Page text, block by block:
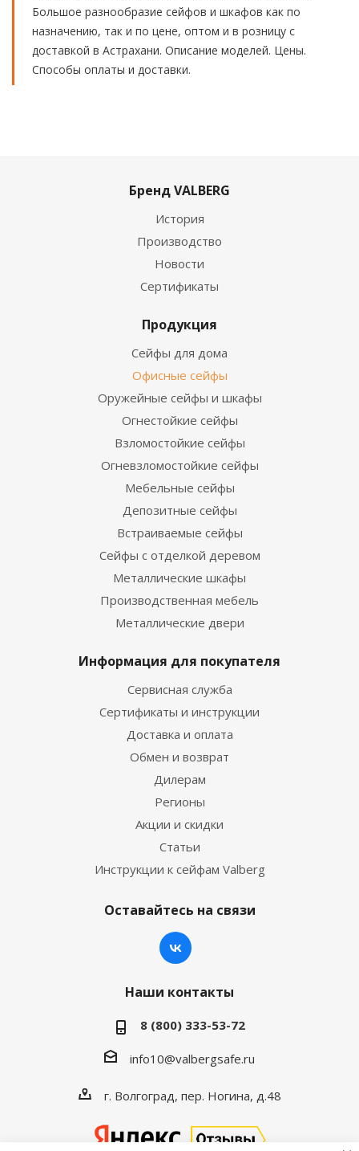
Большое разнообразие сейфов и шкафов как по
назначению, так и по цене, оптом и в розницу с
доставкой в Астрахани. Описание моделей. Цены.
Способы оплаты и доставки.
Бренд VALBERG
История
Производство
Новости
Сертификаты
Продукция
Сейфы для дома
Офисные сейфы
Оружейные сейфы и шкафы
Огнестойкие сейфы
Взломостойкие сейфы
Огневзломостойкие сейфы
Мебельные сейфы
Депозитные сейфы
Встраиваемые сейфы
Сейфы с отделкой деревом
Металлические шкафы
Производственная мебель
Металлические двери
Информация для покупателя
Сервисная служба
Сертификаты и инструкции
Доставка и оплата
Обмен и возврат
Дилерам
Регионы
Акции и скидки
Статьи
Инструкции к сейфам Valberg
Оставайтесь на связи
Наши контакты
8 (800) 333-53-72
info10@valbergsafe.ru
г. Волгоград, пер. Ногина, д.48